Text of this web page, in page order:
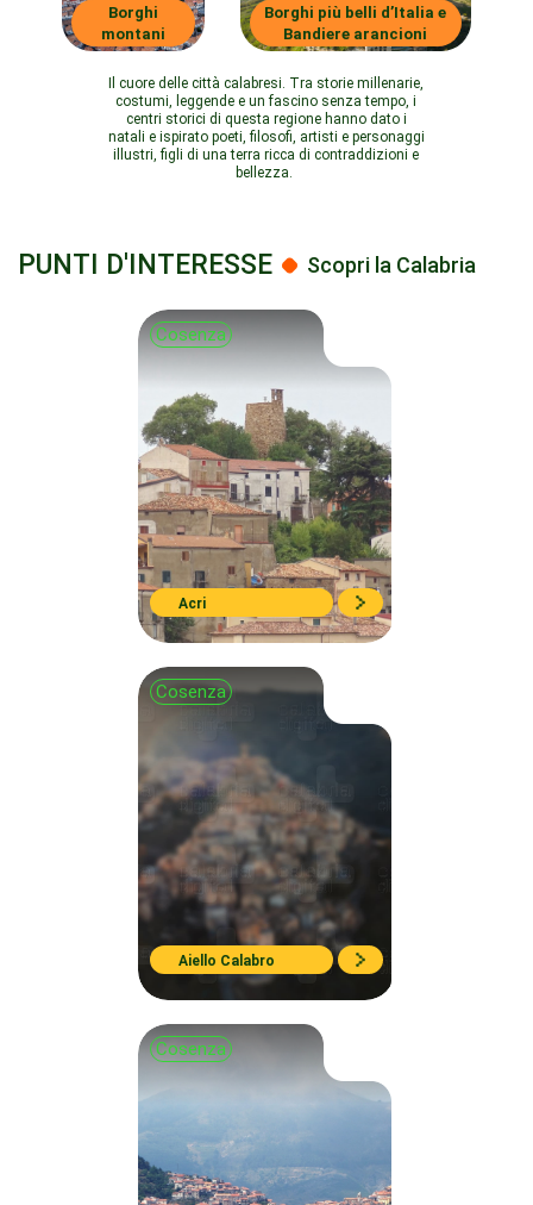
Borghi
montani
Borghi più belli d’Italia e
Bandiere arancioni
Il cuore delle città calabresi. Tra storie millenarie,
costumi, leggende e un fascino senza tempo, i
centri storici di questa regione hanno dato i
natali e ispirato poeti, filosofi, artisti e personaggi
illustri, figli di una terra ricca di contraddizioni e
bellezza.
PUNTI D'INTERESSE Scopri la Calabria
Cosenza
Acri
Cosenza
Aiello Calabro
Cosenza